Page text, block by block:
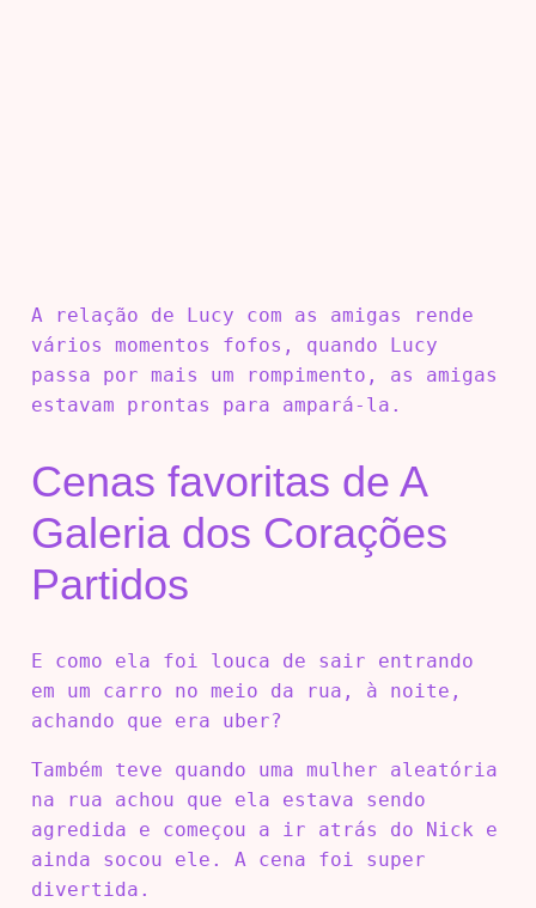
A relação de Lucy com as amigas rende
vários momentos fofos, quando Lucy
passa por mais um rompimento, as amigas
estavam prontas para ampará-la.
Cenas favoritas de A
Galeria dos Corações
Partidos
E como ela foi louca de sair entrando
em um carro no meio da rua, à noite,
achando que era uber?
Também teve quando uma mulher aleatória
na rua achou que ela estava sendo
agredida e começou a ir atrás do Nick e
ainda socou ele. A cena foi super
divertida.